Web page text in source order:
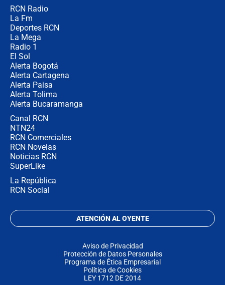
RCN Radio
La Fm
Deportes RCN
La Mega
Radio 1
El Sol
Alerta Bogotá
Alerta Cartagena
Alerta Paisa
Alerta Tolima
Alerta Bucaramanga
Canal RCN
NTN24
RCN Comerciales
RCN Novelas
Noticias RCN
SuperLike
La República
RCN Social
ATENCIÓN AL OYENTE
Aviso de Privacidad
Protección de Datos Personales
Programa de Ética Empresarial
Política de Cookies
LEY 1712 DE 2014